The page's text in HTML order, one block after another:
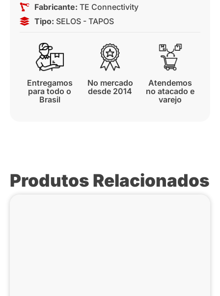
Fabricante: TE Connectivity
Tipo: SELOS - TAPOS
Entregamos
para todo o
Brasil
No mercado
desde 2014
Atendemos
no atacado e
varejo
Produtos Relacionados